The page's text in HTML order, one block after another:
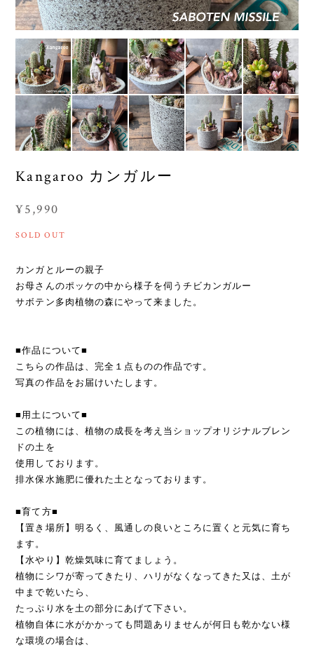
Kangaroo カンガルー
¥5,990
SOLD OUT
カンガとルーの親子
お母さんのポッケの中から様子を伺うチビカンガルー
サボテン多肉植物の森にやって来ました。
■作品について■
こちらの作品は、完全１点ものの作品です。
写真の作品をお届けいたします。
■用土について■
この植物には、植物の成長を考え当ショップオリジナルブレン
ドの土を
使用しております。
排水保水施肥に優れた土となっております。
■育て方■
【置き場所】明るく、風通しの良いところに置くと元気に育ち
ます。
【水やり】乾燥気味に育てましょう。
植物にシワが寄ってきたり、ハリがなくなってきた又は、土が
中まで乾いたら、
たっぷり水を土の部分にあげて下さい。
植物自体に水がかかっても問題ありませんが何日も乾かない様
な環境の場合は、